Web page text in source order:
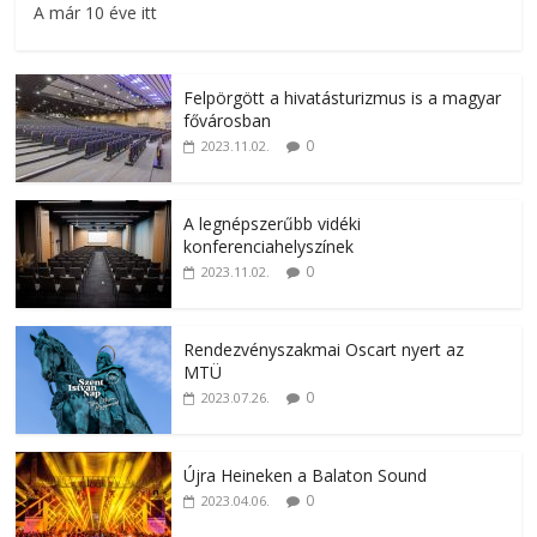
A már 10 éve itt
Felpörgött a hivatásturizmus is a magyar
fővárosban
2023.11.02. 0
A legnépszerűbb vidéki
konferenciahelyszínek
2023.11.02. 0
Rendezvényszakmai Oscart nyert az
MTÜ
2023.07.26. 0
Újra Heineken a Balaton Sound
2023.04.06. 0